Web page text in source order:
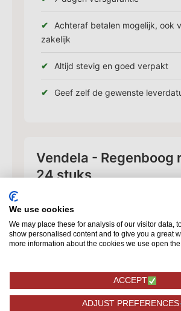
Achteraf betalen mogelijk, ook
zakelijk
Altijd stevig en goed verpakt
Geef zelf de gewenste
Vendela - Regenboog
24 stuks
kleuren door een geheim procedé
slechts een paar mensen weten hoe
gedaan wordt. De rainbow roos
symbool voor de LGBT
exemplaar.
74,95
We use cookies
We may place these for analysis of our visitor data,
show personalised content and to give you a great
more information about the cookies we use open
ACCEPT
ADJUST PREFERENCES